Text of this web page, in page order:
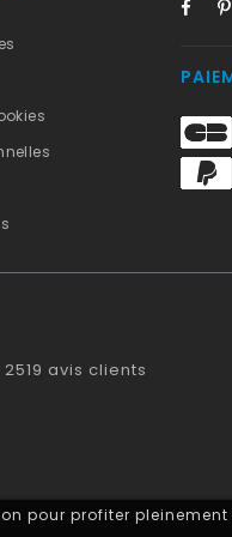
pour profiter pleinement
2519 avis clients